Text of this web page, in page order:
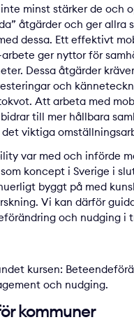
minst stärker de och
åtgärder och ger allra
dessa. Ett effektivt
ger nyttor för
Dessa åtgärder
och
Att arbeta med
till mer hållbara
viktiga
var med och införde
koncept i Sverige i
byggt på med
Vi kan därför
och nudging i
kursen:
och nudging.
kommuner